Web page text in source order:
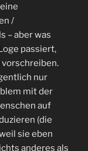
/
– aber was
passiert,
nur
mit der
auf
(die
sie eben
anderes als